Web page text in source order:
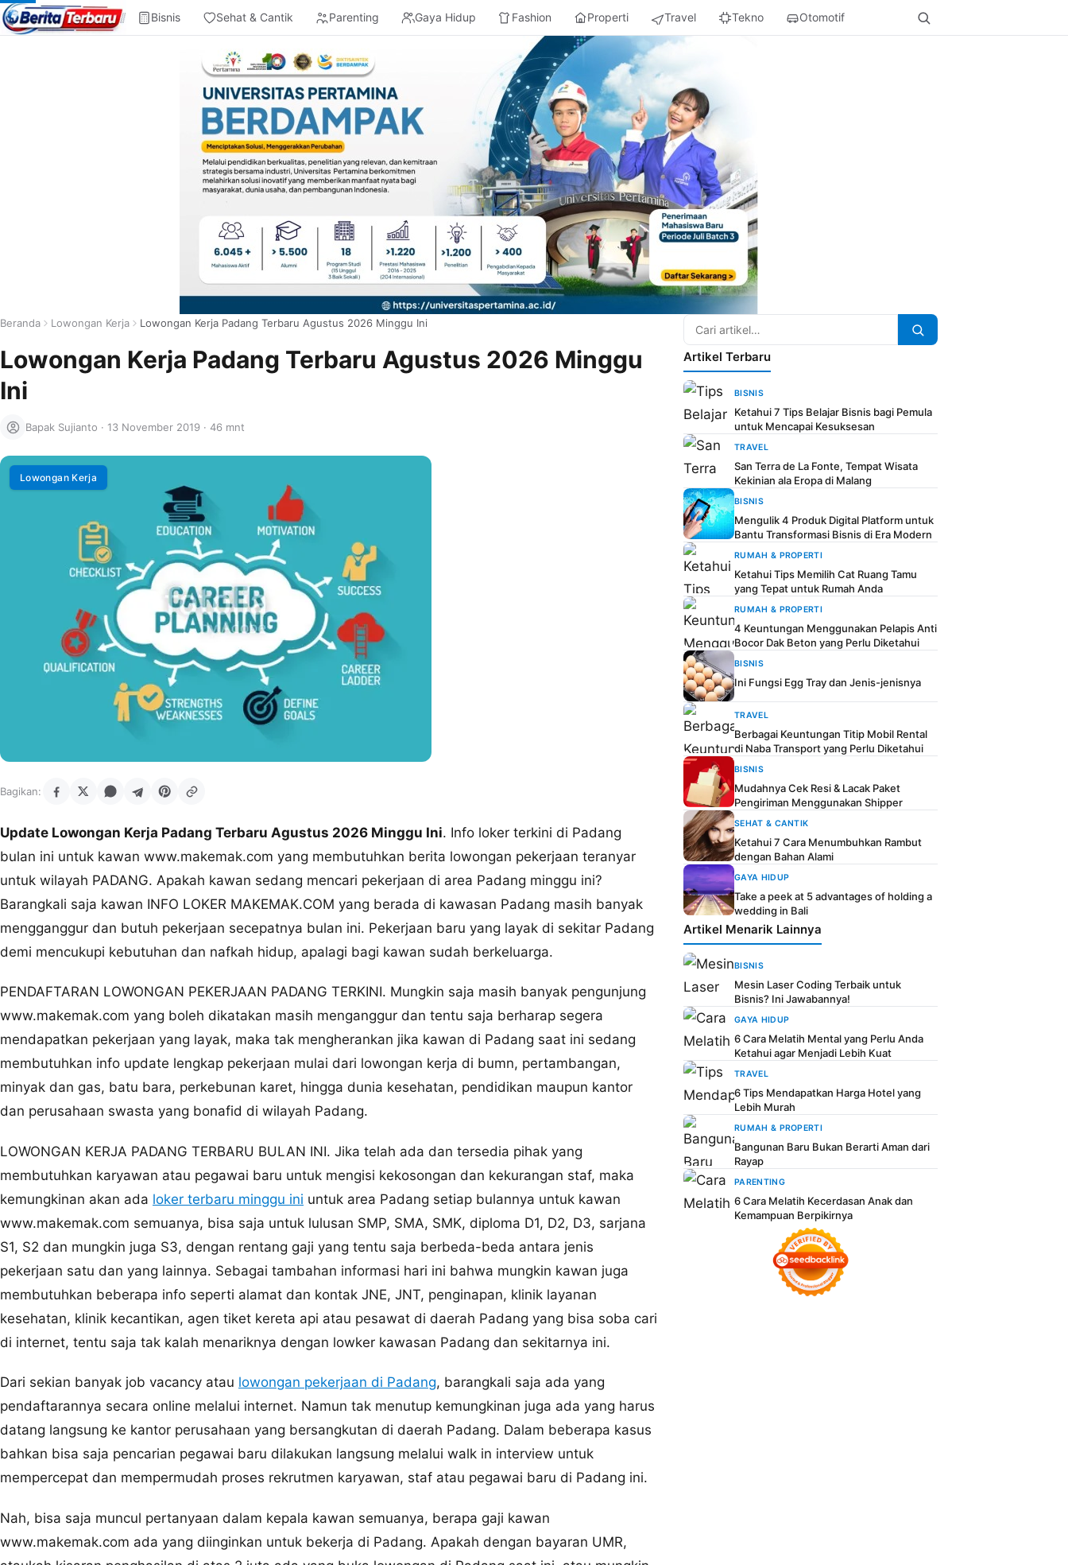
Bisnis Sehat & Cantik Parenting Gaya Hidup Fashion Properti Travel Tekno Otomotif
Beranda Lowongan Kerja Lowongan Kerja Padang Terbaru Agustus 2026 Minggu Ini
Lowongan Kerja Padang Terbaru Agustus 2026 Minggu
Ini
Bapak Sujianto · 13 November 2019 · 46 mnt
Lowongan Kerja
Bagikan:
Update Lowongan Kerja Padang Terbaru Agustus 2026 Minggu Ini. Info loker terkini di Padang
bulan ini untuk kawan www.makemak.com yang membutuhkan berita lowongan pekerjaan teranyar
untuk wilayah PADANG. Apakah kawan sedang mencari pekerjaan di area Padang minggu ini?
Barangkali saja kawan INFO LOKER MAKEMAK.COM yang berada di kawasan Padang masih banyak
mengganggur dan butuh pekerjaan secepatnya bulan ini. Pekerjaan baru yang layak di sekitar Padang
demi mencukupi kebutuhan dan nafkah hidup, apalagi bagi kawan sudah berkeluarga.
PENDAFTARAN LOWONGAN PEKERJAAN PADANG TERKINI. Mungkin saja masih banyak pengunjung
www.makemak.com yang boleh dikatakan masih menganggur dan tentu saja berharap segera
mendapatkan pekerjaan yang layak, maka tak mengherankan jika kawan di Padang saat ini sedang
membutuhkan info update lengkap pekerjaan mulai dari lowongan kerja di bumn, pertambangan,
minyak dan gas, batu bara, perkebunan karet, hingga dunia kesehatan, pendidikan maupun kantor
dan perusahaan swasta yang bonafid di wilayah Padang.
LOWONGAN KERJA PADANG TERBARU BULAN INI. Jika telah ada dan tersedia pihak yang
membutuhkan karyawan atau pegawai baru untuk mengisi kekosongan dan kekurangan staf, maka
kemungkinan akan ada loker terbaru minggu ini untuk area Padang setiap bulannya untuk kawan
www.makemak.com semuanya, bisa saja untuk lulusan SMP, SMA, SMK, diploma D1, D2, D3, sarjana
S1, S2 dan mungkin juga S3, dengan rentang gaji yang tentu saja berbeda-beda antara jenis
pekerjaan satu dan yang lainnya. Sebagai tambahan informasi hari ini bahwa mungkin kawan juga
membutuhkan beberapa info seperti alamat dan kontak JNE, JNT, penginapan, klinik layanan
kesehatan, klinik kecantikan, agen tiket kereta api atau pesawat di daerah Padang yang bisa soba cari
di internet, tentu saja tak kalah menariknya dengan lowker kawasan Padang dan sekitarnya ini.
Dari sekian banyak job vacancy atau lowongan pekerjaan di Padang, barangkali saja ada yang
pendaftarannya secara online melalui internet. Namun tak menutup kemungkinan juga ada yang harus
datang langsung ke kantor perusahaan yang bersangkutan di daerah Padang. Dalam beberapa kasus
bahkan bisa saja pencarian pegawai baru dilakukan langsung melalui walk in interview untuk
mempercepat dan mempermudah proses rekrutmen karyawan, staf atau pegawai baru di Padang ini.
Nah, bisa saja muncul pertanyaan dalam kepala kawan semuanya, berapa gaji kawan
www.makemak.com ada yang diinginkan untuk bekerja di Padang. Apakah dengan bayaran UMR,
Artikel Terbaru
BISNIS
Ketahui 7 Tips Belajar Bisnis bagi Pemula
untuk Mencapai Kesuksesan
TRAVEL
San Terra de La Fonte, Tempat Wisata
Kekinian ala Eropa di Malang
BISNIS
Mengulik 4 Produk Digital Platform untuk
Bantu Transformasi Bisnis di Era Modern
RUMAH & PROPERTI
Ketahui Tips Memilih Cat Ruang Tamu
yang Tepat untuk Rumah Anda
RUMAH & PROPERTI
4 Keuntungan Menggunakan Pelapis Anti
Bocor Dak Beton yang Perlu Diketahui
BISNIS
Ini Fungsi Egg Tray dan Jenis-jenisnya
TRAVEL
Berbagai Keuntungan Titip Mobil Rental
di Naba Transport yang Perlu Diketahui
BISNIS
Mudahnya Cek Resi & Lacak Paket
Pengiriman Menggunakan Shipper
SEHAT & CANTIK
Ketahui 7 Cara Menumbuhkan Rambut
dengan Bahan Alami
GAYA HIDUP
Take a peek at 5 advantages of holding a
wedding in Bali
Artikel Menarik Lainnya
BISNIS
Mesin Laser Coding Terbaik untuk
Bisnis? Ini Jawabannya!
GAYA HIDUP
6 Cara Melatih Mental yang Perlu Anda
Ketahui agar Menjadi Lebih Kuat
TRAVEL
6 Tips Mendapatkan Harga Hotel yang
Lebih Murah
RUMAH & PROPERTI
Bangunan Baru Bukan Berarti Aman dari
Rayap
PARENTING
6 Cara Melatih Kecerdasan Anak dan
Kemampuan Berpikirnya